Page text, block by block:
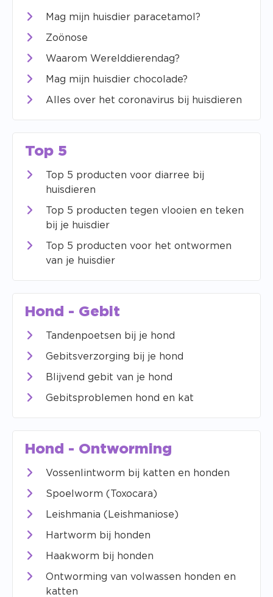
Mag mijn huisdier paracetamol?
Zoönose
Waarom Werelddierendag?
Mag mijn huisdier chocolade?
Alles over het coronavirus bij huisdieren
Top 5
Top 5 producten voor diarree bij
huisdieren
Top 5 producten tegen vlooien en teken
bij je huisdier
Top 5 producten voor het ontwormen
van je huisdier
Hond - Gebit
Tandenpoetsen bij je hond
Gebitsverzorging bij je hond
Blijvend gebit van je hond
Gebitsproblemen hond en kat
Hond - Ontworming
Vossenlintworm bij katten en honden
Spoelworm (Toxocara)
Leishmania (Leishmaniose)
Hartworm bij honden
Haakworm bij honden
Ontworming van volwassen honden en
katten